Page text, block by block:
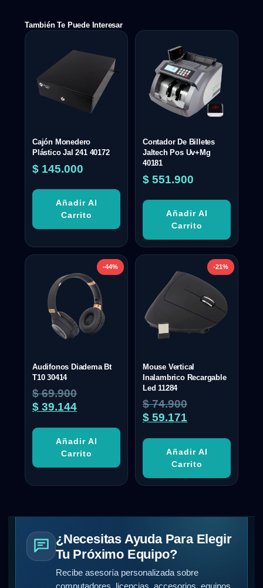
También Te Puede Interesar
Cajón Monedero
Plástico Jal 241 40172
$ 145.000
Añadir Al
Carrito
Contador De Billetes
Jaltech Pos Uv+Mg
40181
$ 551.900
Añadir Al
Carrito
-44%
Audifonos Diadema Bt
T10 30414
$69.900
$ 39.144
Añadir Al
Carrito
-21%
Mouse Vertical
Inalambrico Recargable
Led 11284
$74.900
$ 59.171
Añadir Al
Carrito
¿Necesitas Ayuda Para Elegir
Tu Próximo Equipo?
Recibe asesoría personalizada sobre
computadores, licencias, accesorios, equipos